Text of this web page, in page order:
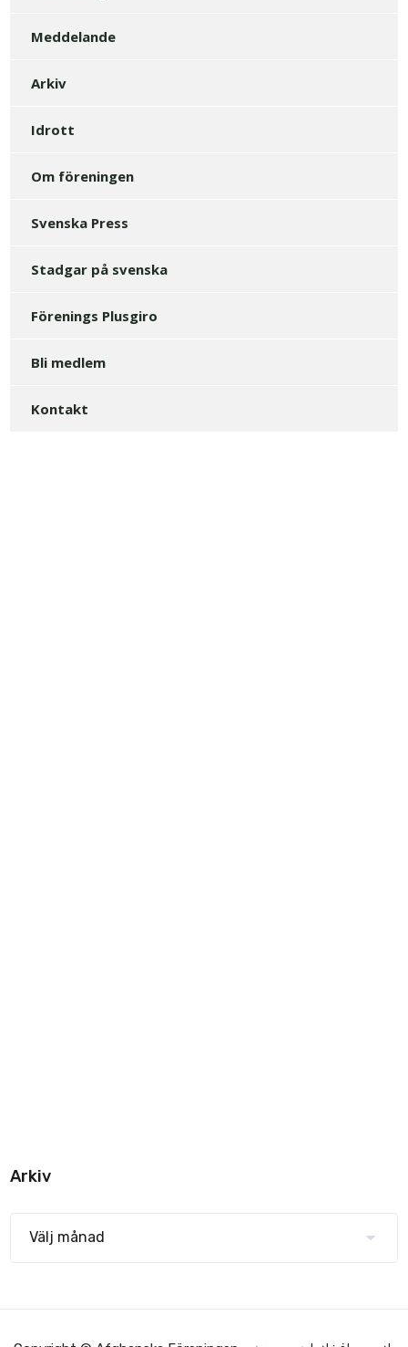
Meddelande
Arkiv
Idrott
Om föreningen
Svenska Press
Stadgar på svenska
Förenings Plusgiro
Bli medlem
Kontakt
Arkiv